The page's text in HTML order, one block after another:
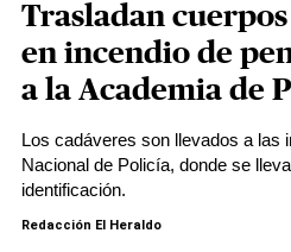
Trasladan
en incendio de
a la Academia de
Los cadáveres son llevados a las
Nacional de Policía, donde se
identificación.
Redacción El Heraldo